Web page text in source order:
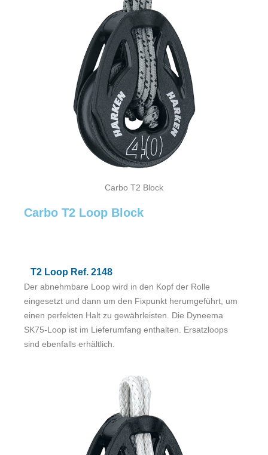
Carbo T2 Block
Carbo T2 Loop Block
T2 Loop Ref. 2148
Der abnehmbare Loop wird in den Kopf der Rolle
eingesetzt und dann um den Fixpunkt herumgeführt, um
einen perfekten Halt zu gewährleisten. Die Dyneema
SK75-Loop ist im Lieferumfang enthalten. Ersatzloops
sind ebenfalls erhältlich.